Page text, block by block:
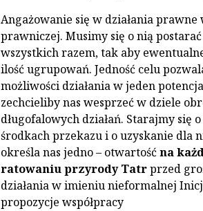
Angażowanie się w działania
prawniczej. Musimy się o nią
wszystkich razem, tak aby
ilość ugrupowań. Jedność celu
możliwości działania w jeden
zechcieliby nas wesprzeć w dziele
długofalowych działań. Starajmy się
środkach przekazu i o uzyskanie dla
określa nas jedno – otwartośćna
ratowaniu przyrody Tatrprzed
działania w imieniu nieformalnej
propozycje współpracy